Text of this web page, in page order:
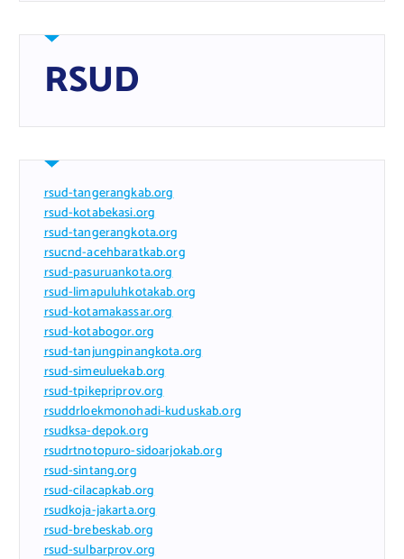
RSUD
rsud-tangerangkab.org
rsud-kotabekasi.org
rsud-tangerangkota.org
rsucnd-acehbaratkab.org
rsud-pasuruankota.org
rsud-limapuluhkotakab.org
rsud-kotamakassar.org
rsud-kotabogor.org
rsud-tanjungpinangkota.org
rsud-simeuluekab.org
rsud-tpikepriprov.org
rsuddrloekmonohadi-kuduskab.org
rsudksa-depok.org
rsudrtnotopuro-sidoarjokab.org
rsud-sintang.org
rsud-cilacapkab.org
rsudkoja-jakarta.org
rsud-brebeskab.org
rsud-sulbarprov.org